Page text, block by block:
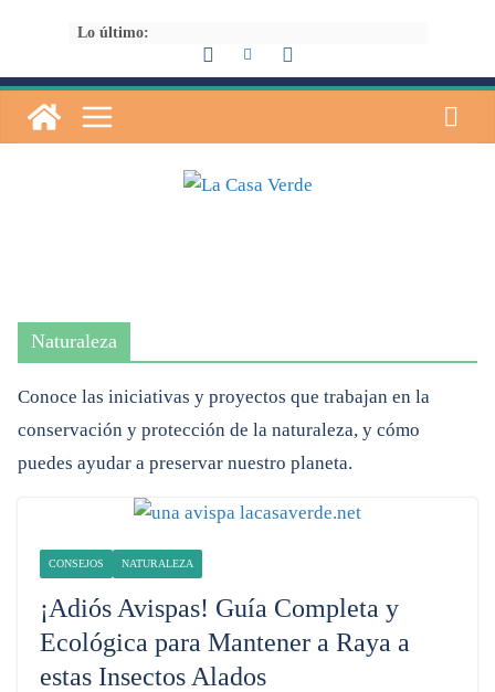
contenido
Lo último:
Naturaleza
Conoce las iniciativas y proyectos que trabajan en la
conservación y protección de la naturaleza, y cómo
puedes ayudar a preservar nuestro planeta.
CONSEJOS NATURALEZA
¡Adiós Avispas! Guía Completa y
Ecológica para Mantener a Raya a
estas Insectos Alados